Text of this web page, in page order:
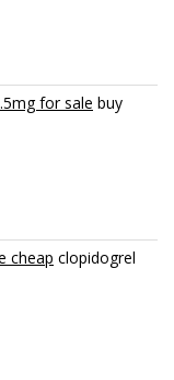
for sale buy
cheap clopidogrel